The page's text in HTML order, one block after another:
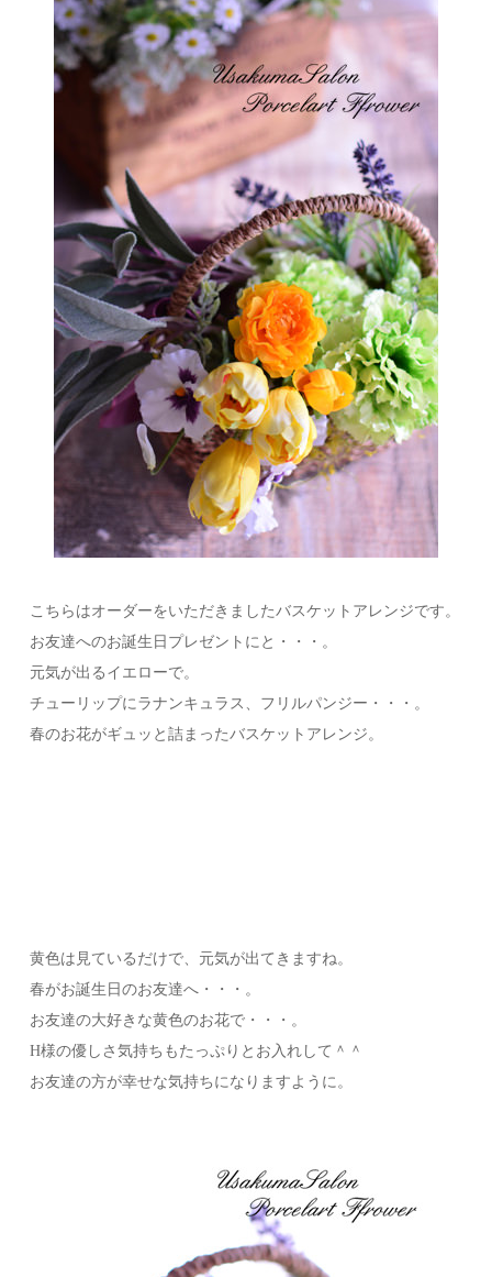
こちらはオーダーをいただきましたバスケットアレンジです。
お友達へのお誕生日プレゼントにと・・・。
元気が出るイエローで。
チューリップにラナンキュラス、フリルパンジー・・・。
春のお花がギュッと詰まったバスケットアレンジ。
黄色は見ているだけで、元気が出てきますね。
春がお誕生日のお友達へ・・・。
お友達の大好きな黄色のお花で・・・。
H様の優しさ気持ちもたっぷりとお入れして＾＾
お友達の方が幸せな気持ちになりますように。